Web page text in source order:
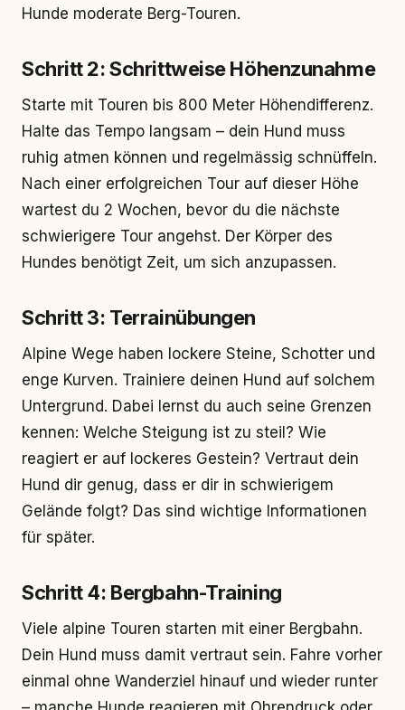
Hunde moderate Berg-Touren.
Schritt 2: Schrittweise Höhenzunahme
Starte mit Touren bis 800 Meter Höhendifferenz.
Halte das Tempo langsam – dein Hund muss
ruhig atmen können und regelmässig schnüffeln.
Nach einer erfolgreichen Tour auf dieser Höhe
wartest du 2 Wochen, bevor du die nächste
schwierigere Tour angehst. Der Körper des
Hundes benötigt Zeit, um sich anzupassen.
Schritt 3: Terrainübungen
Alpine Wege haben lockere Steine, Schotter und
enge Kurven. Trainiere deinen Hund auf solchem
Untergrund. Dabei lernst du auch seine Grenzen
kennen: Welche Steigung ist zu steil? Wie
reagiert er auf lockeres Gestein? Vertraut dein
Hund dir genug, dass er dir in schwierigem
Gelände folgt? Das sind wichtige Informationen
für später.
Schritt 4: Bergbahn-Training
Viele alpine Touren starten mit einer Bergbahn.
Dein Hund muss damit vertraut sein. Fahre vorher
einmal ohne Wanderziel hinauf und wieder runter